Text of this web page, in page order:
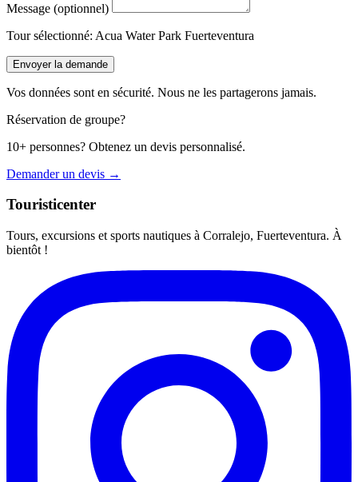
Message (optionnel)
Tour sélectionné: Acua Water Park Fuerteventura
Envoyer la demande
Vos données sont en sécurité. Nous ne les partagerons jamais.
Réservation de groupe?
10+ personnes? Obtenez un devis personnalisé.
Demander un devis →
Touristicenter
Tours, excursions et sports nautiques à Corralejo, Fuerteventura. À
bientôt !